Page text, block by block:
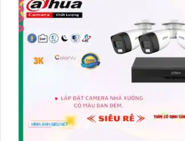
nhận diện khuôn mặt, phát hiện chuyển
ảnh chất lượng cao. Mẫu mã của combo
Hikvision rất đa dạng, từ camera cố định,
đến camera không dây. Combo này giúp
sát an ninh một cách hiệu quả và tiện lợi.
phức tạp và giá thành rất hợp lý. 💦Nhìn
của thiết bị có thể nói làcombo lắp đặt
Hikvision với khả năng tích hợp công nghệ
cao cấp là một sự lựa chọn tốt để tăng